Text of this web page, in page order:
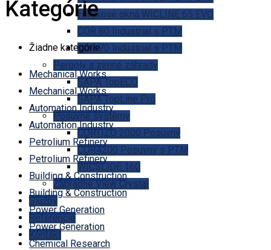
Hliníkové okná WICLINE 65 EVO
COR 80 Industrial s PTM
COR 70 Industrial s PTM
Pergoly a zimné záhrady
SAPA TopECO
SAPA TopLine Pro
Posuvné systémy
CORTIZO 2000 Posuvný
COR4200 Posuvný s PTM
WICSLIDE 160
Zábradlie View Crystal
Služby
Referencie
Kontakt
Kategórie
Žiadne kategórie
Mechanical Works
Mechanical Works
Automation Industry
Automation Industry
Petrolium Refinery
Petrolium Refinery
Building & Construction
Building & Construction
Power Generation
Power Generation
Chemical Research